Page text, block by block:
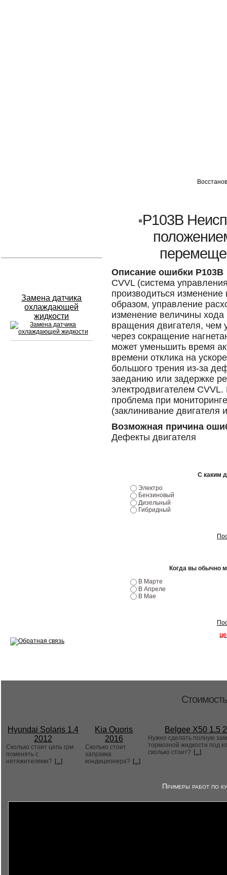
Замена датчика
охлаждающей
жидкости
P103B
Описание ошибки P103B
CVVL (система
производиться
образом, управление
изменение величины хода
вращения двигателя, чем
через сокращение
может уменьшить время
времени отклика на
большого трения из-за
заеданию или задержке
электродвигателем CVVL.
проблема при
(заклинивание двигателя
Возможная причина
Дефекты двигателя
С каким
Электро
Бензиновый
Дизельный
Гибридный
Когда вы обычно
В Марте
В Апреле
В Мае
Hyundai Solaris 1.4
2012
Сколько стоит цепь грм
поменять с
нятяжителями? [...]
Kia Quoris
2016
Сколько стоит
заправка
кондиционера? [...]
Belgee X50 1.5
Нужно сделать полную
тормозной жидкости под
сколько стоит? [...]
Примеры работ по